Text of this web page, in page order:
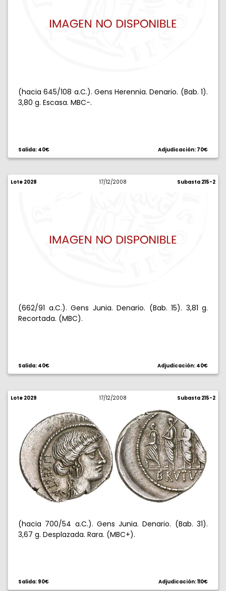
(hacia 645/108 a.C.). Gens Herennia. Denario. (Bab. 1).
3,80 g. Escasa. MBC-.
Salida: 40€ Adjudicación: 70€
Lote 2028 17/12/2008 Subasta 215-2
(662/91 a.C.). Gens Junia. Denario. (Bab. 15). 3,81 g.
Recortada. (MBC).
Salida: 40€ Adjudicación: 40€
Lote 2029 17/12/2008 Subasta 215-2
(hacia 700/54 a.C.). Gens Junia. Denario. (Bab. 31).
3,67 g. Desplazada. Rara. (MBC+).
Salida: 90€ Adjudicación: 110€